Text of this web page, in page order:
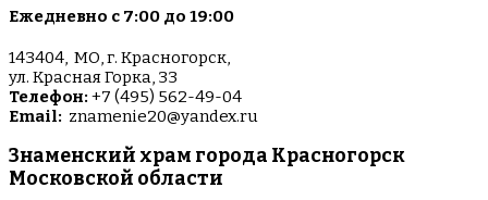
Ежедневно с 7:00 до 19:00
143404, МО, г. Красногорск,
ул. Красная Горка, 33
Телефон: +7 (495) 562-49-04
Email: znamenie20@yandex.ru
Знаменский храм города Красногорск
Московской области